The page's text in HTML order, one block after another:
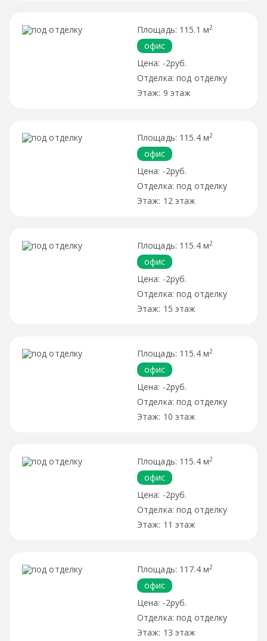
115.1 м2
офис
-2руб.
под отделку
9 этаж
115.4 м2
офис
-2руб.
под отделку
12 этаж
115.4 м2
офис
-2руб.
под отделку
15 этаж
115.4 м2
офис
-2руб.
под отделку
10 этаж
115.4 м2
офис
-2руб.
под отделку
11 этаж
117.4 м2
офис
-2руб.
под отделку
13 этаж